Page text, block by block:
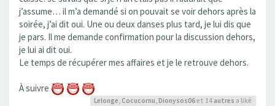
j’assume… il m’a demandé si on pouvait se voir dehors après la
soirée, j’ai dit oui. Une ou deux danses plus tard, je lui dis que
je pars. Il me demande confirmation pour la discussion dehors,
je lui ai dit oui.
Le temps de récupérer mes affaires et je le retrouve dehors.
À suivre
Lelonge Cocucornu Dionysos06et 14 autres a liké